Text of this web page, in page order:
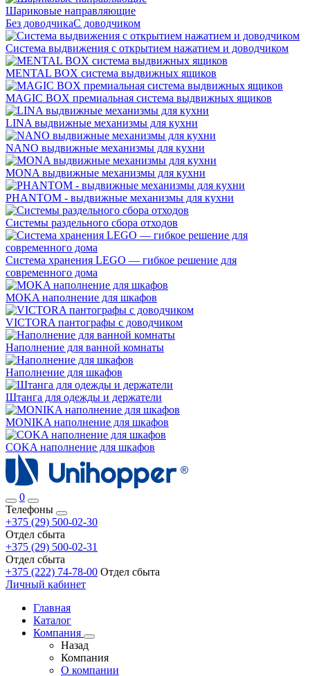
Шариковые направляющие
Без доводчикаС доводчиком
Система выдвижения с открытием нажатием и доводчиком
MENTAL BOX система выдвижных ящиков
MAGIC BOX премиальная система выдвижных ящиков
LINA выдвижные механизмы для кухни
NANO выдвижные механизмы для кухни
MONA выдвижные механизмы для кухни
PHANTOM - выдвижные механизмы для кухни
Системы раздельного сбора отходов
Система хранения LEGO — гибкое решение для
современного дома
MOKA наполнение для шкафов
VICTORA пантографы с доводчиком
Наполнение для ванной комнаты
Наполнение для шкафов
Штанга для одежды и держатели
MONIKA наполнение для шкафов
COKA наполнение для шкафов
0
Телефоны
+375 (29) 500-02-30
Отдел сбыта
+375 (29) 500-02-31
Отдел сбыта
+375 (222) 74-78-00 Отдел сбыта
Личный кабинет
Главная
Каталог
Компания
Назад
Компания
О компании